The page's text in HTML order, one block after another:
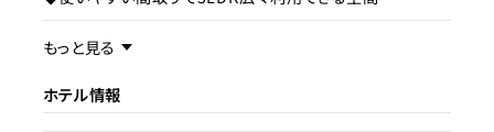
事業内容／事業特徴
ターゲット層
もっと見る
ホテル情報